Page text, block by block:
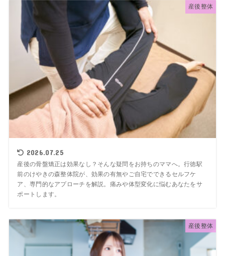
産後整体
2026.07.25
産後の骨盤矯正は効果なし？そんな疑問をお持ちのママへ。行徳駅
前のけやきの森整体院が、効果の有無やご自宅でできるセルフケ
ア、専門的なアプローチを解説。痛みや体型変化に悩むあなたをサ
ポートします。
産後整体